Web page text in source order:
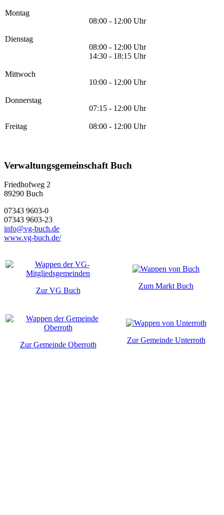
Montag
08:00 - 12:00 Uhr
Dienstag
08:00 - 12:00 Uhr
14:30 - 18:15 Uhr
Mittwoch
10:00 - 12:00 Uhr
Donnerstag
07:15 - 12:00 Uhr
Freitag 08:00 - 12:00 Uhr
Verwaltungsgemeinschaft Buch
Friedhofweg 2
89290 Buch
07343 9603-0
07343 9603-23
info@vg-buch.de
www.vg-buch.de/
Zur VG Buch
Zum Markt Buch
Zur Gemeinde Oberroth
Zur Gemeinde Unterroth